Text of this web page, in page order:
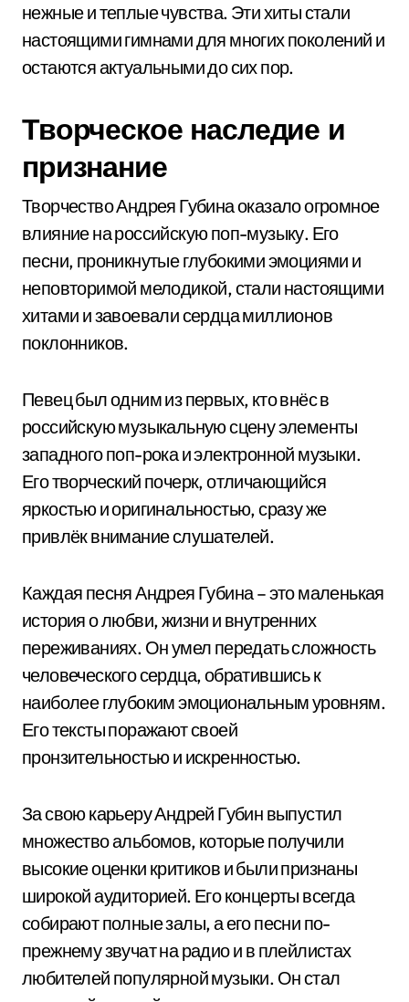
нежные и теплые чувства. Эти хиты стали
настоящими гимнами для многих поколений и
остаются актуальными до сих пор.
Творческое наследие и
признание
Творчество Андрея Губина оказало огромное
влияние на российскую поп-музыку. Его
песни, проникнутые глубокими эмоциями и
неповторимой мелодикой, стали настоящими
хитами и завоевали сердца миллионов
поклонников.
Певец был одним из первых, кто внёс в
российскую музыкальную сцену элементы
западного поп-рока и электронной музыки.
Его творческий почерк, отличающийся
яркостью и оригинальностью, сразу же
привлёк внимание слушателей.
Каждая песня Андрея Губина – это маленькая
история о любви, жизни и внутренних
переживаниях. Он умел передать сложность
человеческого сердца, обратившись к
наиболее глубоким эмоциональным уровням.
Его тексты поражают своей
пронзительностью и искренностью.
За свою карьеру Андрей Губин выпустил
множество альбомов, которые получили
высокие оценки критиков и были признаны
широкой аудиторией. Его концерты всегда
собирают полные залы, а его песни по-
прежнему звучат на радио и в плейлистах
любителей популярной музыки. Он стал